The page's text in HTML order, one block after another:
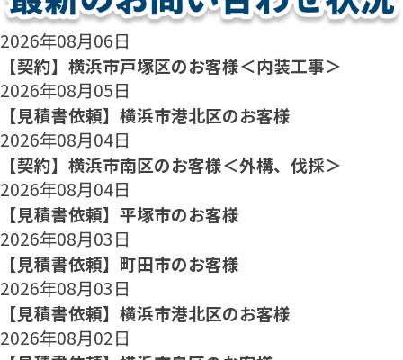
2026年08月06日
【契約】横浜市戸塚区のお客様＜内装工事＞
2026年08月05日
【見積書依頼】横浜市港北区のお客様
2026年08月04日
【契約】横浜市南区のお客様＜外構、伐採＞
2026年08月04日
【見積書依頼】平塚市のお客様
2026年08月03日
【見積書依頼】町田市のお客様
2026年08月03日
【見積書依頼】横浜市港北区のお客様
2026年08月02日